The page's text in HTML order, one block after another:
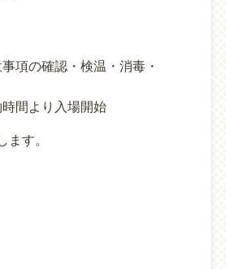
・消毒・
始
す。